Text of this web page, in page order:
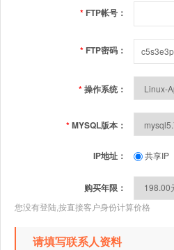
* FTP帐号：
* FTP密码：
*操作系统：
*MYSQL版本：
IP地址： 共享IP
购买年限：
您没有登陆,按直接客户身份计算价格
请填写联系人资料